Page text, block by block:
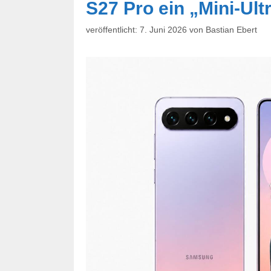
S27 Pro ein „Mini-
7. Juni 2026 von Bastian Ebert